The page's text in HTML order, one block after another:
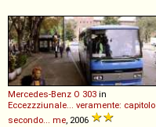
Mercedes-Benz O 303 in
Eccezzziunale... veramente: capitolo
secondo... me, 2006